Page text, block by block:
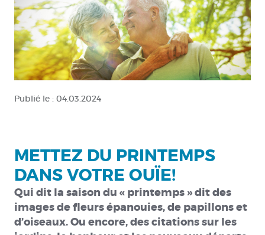
Publié le : 04.03.2024
METTEZ DU PRINTEMPS
DANS VOTRE OUÏE!
Qui dit la saison du « printemps » dit des
images de fleurs épanouies, de papillons et
d’oiseaux. Ou encore, des citations sur les